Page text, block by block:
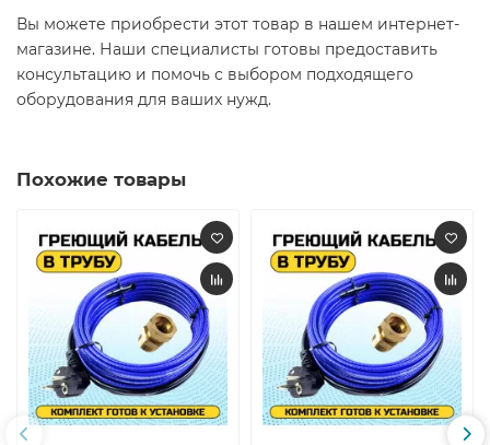
Вы можете приобрести этот товар в нашем интернет-
магазине. Наши специалисты готовы предоставить
консультацию и помочь с выбором подходящего
оборудования для ваших нужд.​
Похожие товары